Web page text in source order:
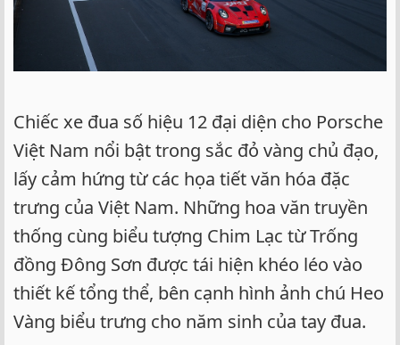
Chiếc xe đua số hiệu 12 đại diện cho Porsche
Việt Nam nổi bật trong sắc đỏ vàng chủ đạo,
lấy cảm hứng từ các họa tiết văn hóa đặc
trưng của Việt Nam. Những hoa văn truyền
thống cùng biểu tượng Chim Lạc từ Trống
đồng Đông Sơn được tái hiện khéo léo vào
thiết kế tổng thể, bên cạnh hình ảnh chú Heo
Vàng biểu trưng cho năm sinh của tay đua.